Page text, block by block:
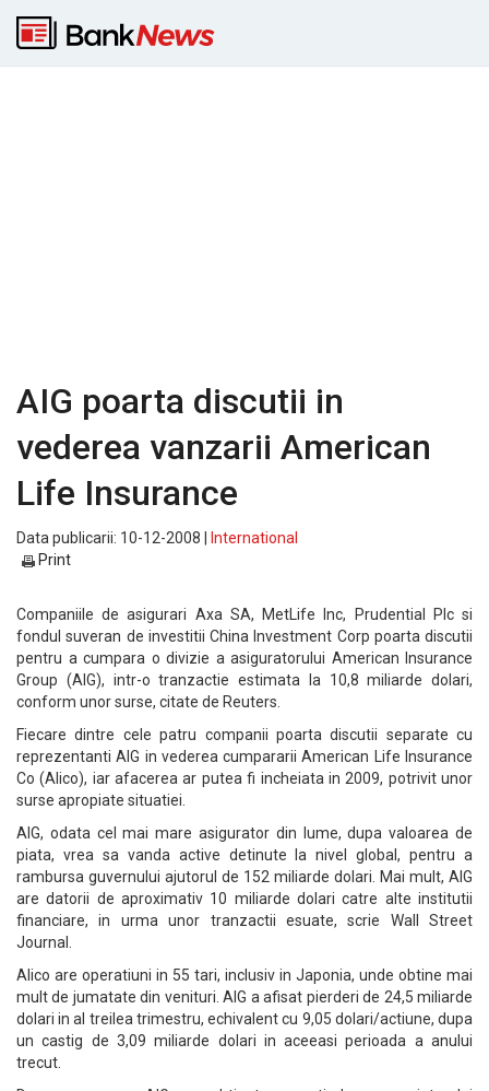
AIG poarta discutii in
vederea vanzarii American
Life Insurance
Data publicarii: 10-12-2008 |
International
Print
Companiile de asigurari Axa SA, MetLife Inc, Prudential Plc si
fondul suveran de investitii China Investment Corp poarta discutii
pentru a cumpara o divizie a asiguratorului American Insurance
Group (AIG), intr-o tranzactie estimata la 10,8 miliarde dolari,
conform unor surse, citate de Reuters.
Fiecare dintre cele patru companii poarta discutii separate cu
reprezentanti AIG in vederea cumpararii American Life Insurance
Co (Alico), iar afacerea ar putea fi incheiata in 2009, potrivit unor
surse apropiate situatiei.
AIG, odata cel mai mare asigurator din lume, dupa valoarea de
piata, vrea sa vanda active detinute la nivel global, pentru a
rambursa guvernului ajutorul de 152 miliarde dolari. Mai mult, AIG
are datorii de aproximativ 10 miliarde dolari catre alte institutii
financiare, in urma unor tranzactii esuate, scrie Wall Street
Journal.
Alico are operatiuni in 55 tari, inclusiv in Japonia, unde obtine mai
mult de jumatate din venituri. AIG a afisat pierderi de 24,5 miliarde
dolari in al treilea trimestru, echivalent cu 9,05 dolari/actiune, dupa
un castig de 3,09 miliarde dolari in aceeasi perioada a anului
trecut.